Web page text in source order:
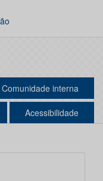
Comunidade interna
Acessibilidade